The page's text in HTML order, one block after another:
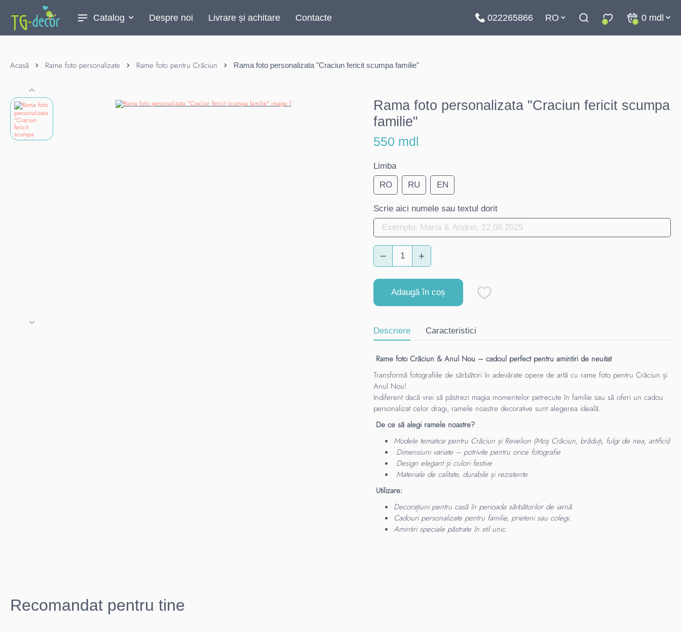
Catalog Despre noi Livrare și achitare Contacte 022265866 RO 0 0 0 mdl
Acasă Rame foto personalizate Rame foto pentru Crăciun Rama foto personalizata "Craciun fericit scumpa familie"
Rama foto personalizata "Craciun fericit scumpa
familie"
550 mdl
Limba
RO
RU EN
Scrie aici numele sau textul dorit
Adaugă în coș
Descriere Caracteristici
Rame foto Crăciun & Anul Nou – cadoul perfect pentru amintiri de neuitat
Transformă fotografiile de sărbători în adevărate opere de artă cu rame foto pentru Crăciun și
Anul Nou!
Indiferent dacă vrei să păstrezi magia momentelor petrecute în familie sau să oferi un cadou
personalizat celor dragi, ramele noastre decorative sunt alegerea ideală.
De ce să alegi ramele noastre?
Modele tematice pentru Crăciun și Revelion (Moș Crăciun, brăduți, fulgi de nea, artificii)
Dimensiuni variate – potrivite pentru orice fotografie
Design elegant și culori festive
Materiale de calitate, durabile și rezistente
Utilizare:
Decorațiuni pentru casă în perioada sărbătorilor de iarnă.
Cadouri personalizate pentru familie, prieteni sau colegi.
Amintiri speciale păstrate în stil unic.
Recomandat pentru tine